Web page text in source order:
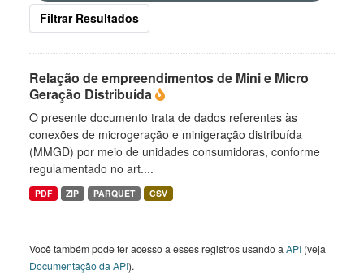
Filtrar Resultados
Relação de empreendimentos de Mini e Micro
Geração Distribuída
O presente documento trata de dados referentes às
conexões de microgeração e minigeração distribuída
(MMGD) por meio de unidades consumidoras, conforme
regulamentado no art....
PDF ZIP PARQUET CSV
Você também pode ter acesso a esses registros usando a API (veja
Documentação da API).